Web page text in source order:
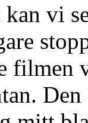
vi
filmen